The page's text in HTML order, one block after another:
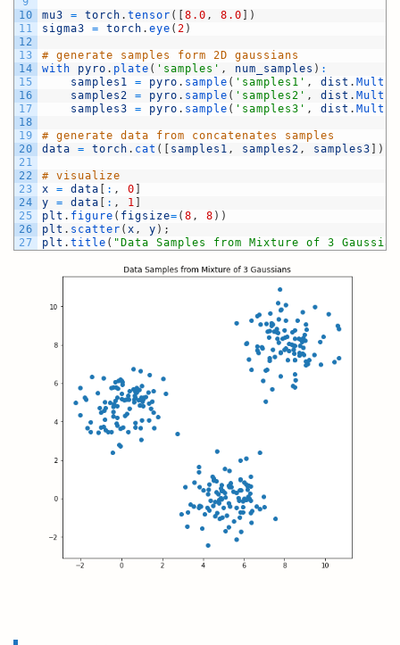
10
11
12
13
14
15
16
17
18
19
20
21
22
23
24
25
26
27
mu3 = torch . tensor ( 8.0 , 8.0
)
sigma3
= torch . eye ( 2 )
# generate samples form 2D gaussians
with pyro . plate ( 'samples' , num_samples ) :
samples1
= pyro . sample ( 'samples1' , dist .
samples2
= pyro . sample ( 'samples2' , dist .
samples3
= pyro . sample ( 'samples3' , dist .
# generate data from concatenates samples
data
= torch . cat ( samples1 , samples2 , samples3 )
# visualize
x
= data : , 0
y
= data : , 1
plt . figure ( figsize= ( 8 , 8 ) )
plt . scatter ( x , y ) ;
plt . title ( "Data Samples from Mixture of 3